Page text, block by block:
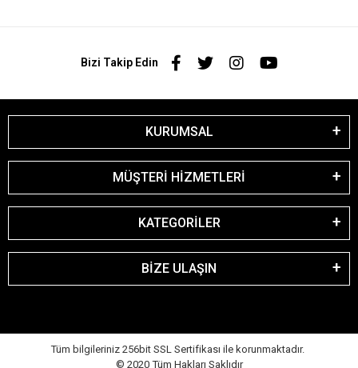
Bizi Takip Edin
KURUMSAL
MÜŞTERİ HİZMETLERİ
KATEGORİLER
BİZE ULAŞIN
Tüm bilgileriniz 256bit SSL Sertifikası ile korunmaktadır.
© 2020 Tüm Hakları Saklıdır